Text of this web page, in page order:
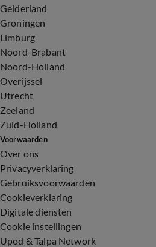
Gelderland
Groningen
Limburg
Noord-Brabant
Noord-Holland
Overijssel
Utrecht
Zeeland
Zuid-Holland
Voorwaarden
Over ons
Privacyverklaring
Gebruiksvoorwaarden
Cookieverklaring
Digitale diensten
Cookie instellingen
Upod & Talpa Network